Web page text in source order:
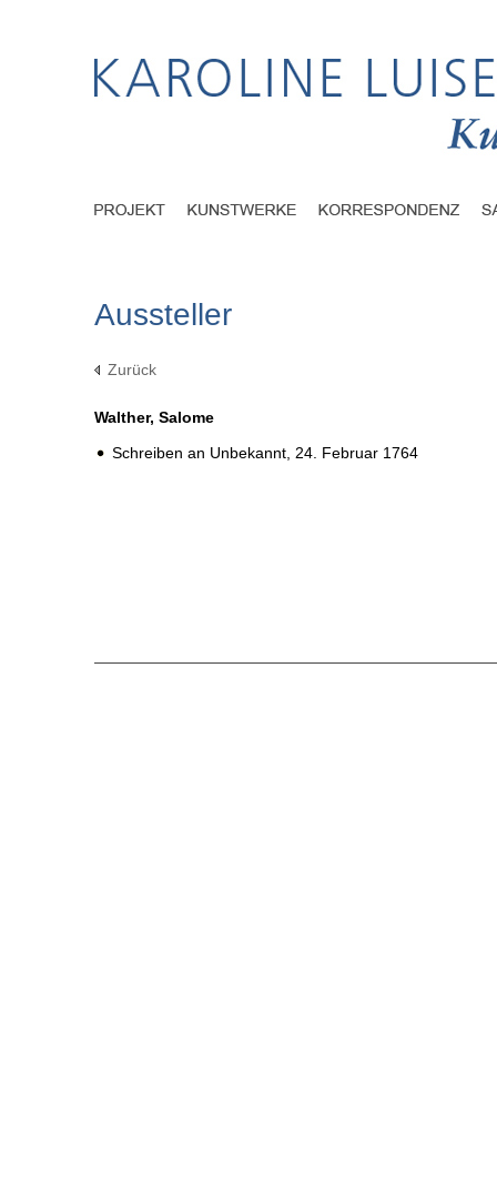
Aussteller
Zurück
Walther, Salome
Schreiben an Unbekannt, 24. Februar 1764